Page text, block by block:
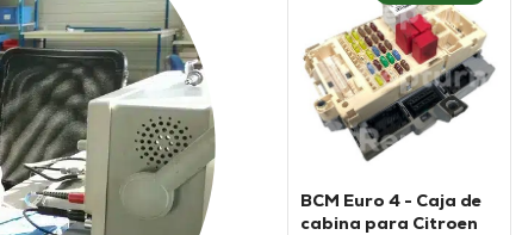
BCM Euro 4 - Caja de
cabina para Citroen